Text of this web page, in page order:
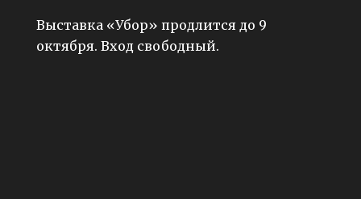
Выставка «Убор» продлится до 9
октября. Вход свободный.